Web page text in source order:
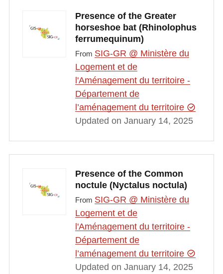
Presence of the Greater
horseshoe bat (Rhinolophus
ferrumequinum)
From SIG-GR @ Ministère du
Logement et de
l'Aménagement du territoire -
Département de
l’aménagement du territoire
Updated on January 14, 2025
Presence of the Common
noctule (Nyctalus noctula)
From SIG-GR @ Ministère du
Logement et de
l'Aménagement du territoire -
Département de
l’aménagement du territoire
Updated on January 14, 2025